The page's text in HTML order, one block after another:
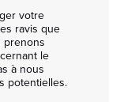
votre
ravis que
prenons
le
à nous
potentielles.